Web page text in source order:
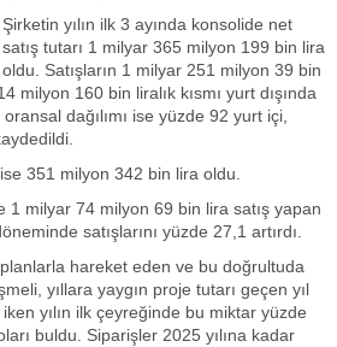
Şirketin yılın ilk 3 ayında konsolide net
satış tutarı 1 milyar 365 milyon 199 bin lira
oldu. Satışların 1 milyar 251 milyon 39 bin
milyon 160 bin liralık kısmı yurt dışında
dağılımı ise yüzde 92 yurt içi,
351 milyon 342 bin lira oldu.
1 milyar 74 milyon 69 bin lira satış yapan
satışlarını yüzde 27,1 artırdı.
hareket eden ve bu doğrultuda
yıllara yaygın proje tutarı geçen yıl
yılın ilk çeyreğinde bu miktar yüzde
buldu. Siparişler 2025 yılına kadar